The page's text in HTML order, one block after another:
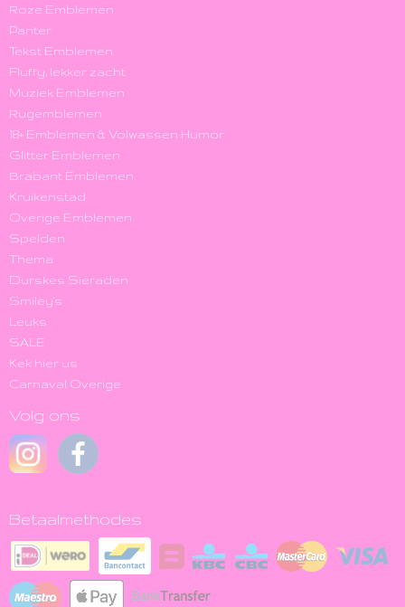
Roze Emblemen
Panter
Tekst Emblemen
Fluffy, lekker zacht
Muziek Emblemen
Rugemblemen
18+ Emblemen & Volwassen Humor
Glitter Emblemen
Brabant Emblemen
Kruikenstad
Overige Emblemen
Spelden
Thema
Durskes Sieraden
Smiley's
Leuks
SALE
Kek hier us
Carnaval Overige
Volg ons
Betaalmethodes